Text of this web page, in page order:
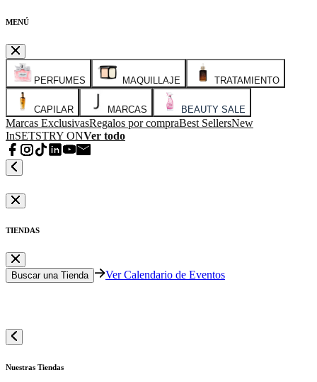
MENÚ
PERFUMES MAQUILLAJE TRATAMIENTO
CAPILAR MARCAS BEAUTY SALE
Marcas ExclusivasRegalos por compraBest SellersNew
InSETSTRY ONVer todo
TIENDAS
Buscar una Tienda Ver Calendario de Eventos
Nuestras Tiendas